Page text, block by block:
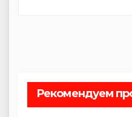
Рекомендуем